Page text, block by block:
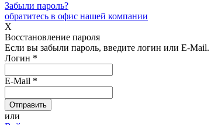
Забыли пароль?
обратитесь в офис нашей компании
X
Восстановление пароля
Если вы забыли пароль, введите логин или E-Mail.
Логин *
E-Mail *
или